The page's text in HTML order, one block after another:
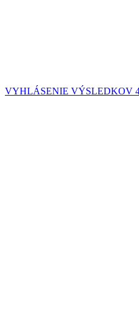
VYHLÁSENIE VÝSLEDKOV 4.